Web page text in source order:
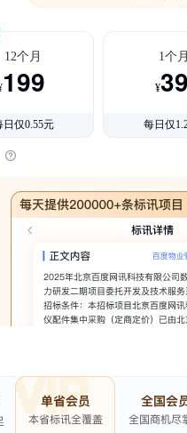
12个月
199
日仅0.55元
1个月
¥39
每日仅